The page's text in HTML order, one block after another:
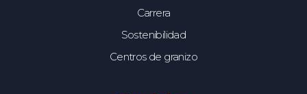
Carrera
Sostenibilidad
Centros de granizo